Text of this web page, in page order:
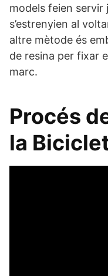
models feien servir
s’estrenyien al
altre mètode és
de resina per fixar
marc.
Procés
la